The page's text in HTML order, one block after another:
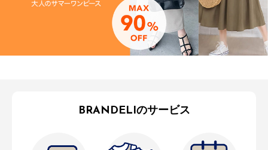
BRANDELIのサービス